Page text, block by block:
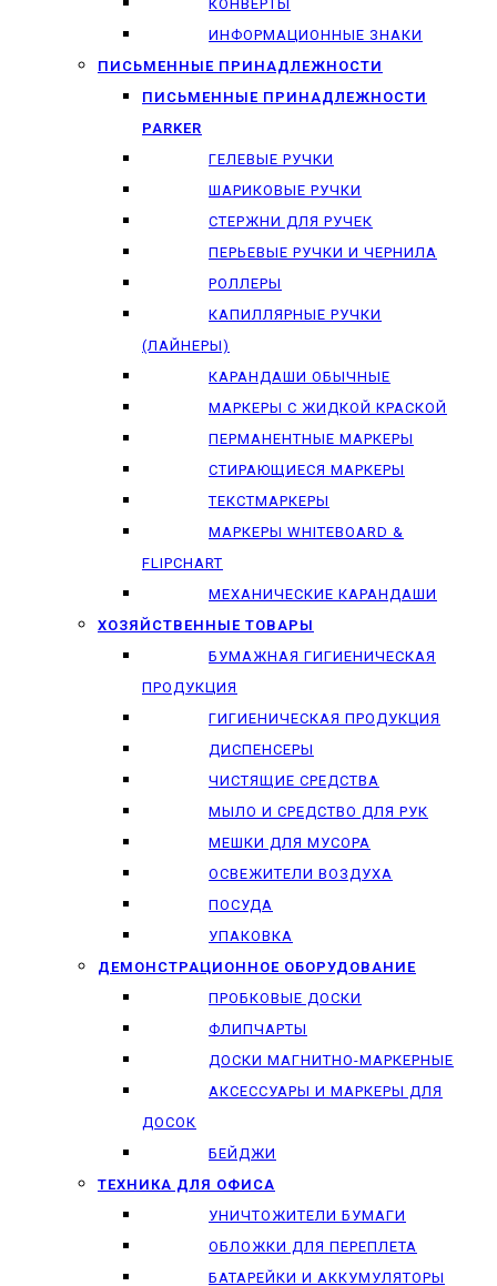
КОНВЕРТЫ
ИНФОРМАЦИОННЫЕ ЗНАКИ
ПИСЬМЕННЫЕ ПРИНАДЛЕЖНОСТИ
ПИСЬМЕННЫЕ ПРИНАДЛЕЖНОСТИ
PARKER
ГЕЛЕВЫЕ РУЧКИ
ШАРИКОВЫЕ РУЧКИ
СТЕРЖНИ ДЛЯ РУЧЕК
ПЕРЬЕВЫЕ РУЧКИ И ЧЕРНИЛА
РОЛЛЕРЫ
КАПИЛЛЯРНЫЕ РУЧКИ
(ЛАЙНЕРЫ)
КАРАНДАШИ ОБЫЧНЫЕ
МАРКЕРЫ C ЖИДКОЙ КРАСКОЙ
ПЕРМАНЕНТНЫЕ МАРКЕРЫ
СТИРАЮЩИЕСЯ МАРКЕРЫ
ТЕКСТМАРКЕРЫ
МАРКЕРЫ WHITEBOARD &
FLIPCHART
МЕХАНИЧЕСКИЕ КАРАНДАШИ
ХОЗЯЙСТВЕННЫЕ ТОВАРЫ
БУМАЖНАЯ ГИГИЕНИЧЕСКАЯ
ПРОДУКЦИЯ
ГИГИЕНИЧЕСКАЯ ПРОДУКЦИЯ
ДИСПЕНСЕРЫ
ЧИСТЯЩИЕ СРЕДСТВА
МЫЛО И СРЕДСТВО ДЛЯ РУК
МЕШКИ ДЛЯ МУСОРА
ОСВЕЖИТЕЛИ ВОЗДУХА
ПОСУДА
УПАКОВКА
ДЕМОНСТРАЦИОННОЕ ОБОРУДОВАНИЕ
ПРОБКОВЫЕ ДОСКИ
ФЛИПЧАРТЫ
ДОСКИ МАГНИТНО-МАРКЕРНЫЕ
АКСЕССУАРЫ И МАРКЕРЫ ДЛЯ
ДОСОК
БЕЙДЖИ
ТЕХНИКА ДЛЯ ОФИСА
УНИЧТОЖИТЕЛИ БУМАГИ
ОБЛОЖКИ ДЛЯ ПЕРЕПЛЕТА
БАТАРЕЙКИ И АККУМУЛЯТОРЫ